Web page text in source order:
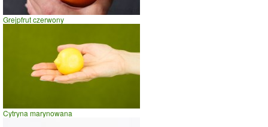
Grejpfrut czerwony
Cytryna marynowana